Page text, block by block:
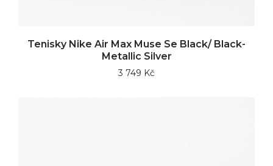
Tenisky Nike Air Max Muse Se Black/ Black-
Metallic Silver
3 749 Kč